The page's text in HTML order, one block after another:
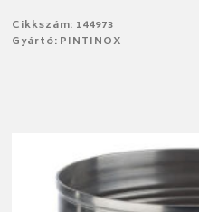
Cikkszám: 144973
Gyártó: PINTINOX